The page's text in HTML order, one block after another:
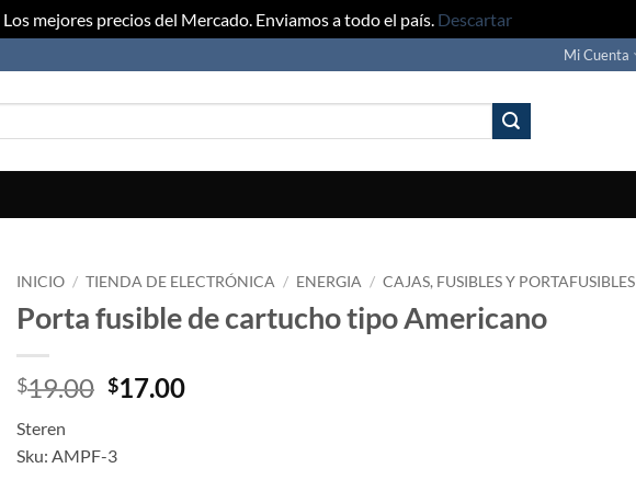
Los mejores precios del Mercado. Enviamos a todo el país. Descartar
Mi Cuenta
INICIO / TIENDA DE ELECTRÓNICA / ENERGIA / CAJAS, FUSIBLES Y PORTAFUSIBLES
Porta fusible de cartucho tipo Americano
$19.00 $17.00
Steren
Sku: AMPF-3